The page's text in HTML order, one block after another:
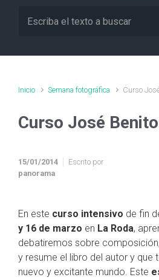
Inicio Semana fotográfica Curso
Curso José
15/01/2014
Escrito por
panorama
En este curso intensivo de fin
y 16 de marzo en La Roda,
debatiremos sobre
y resume el libro del autor y que
nuevo y excitante mundo. Este